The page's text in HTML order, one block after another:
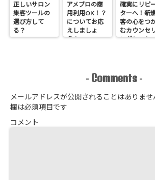
正しいサロン
集客ツールの
選び方して
る？
アメブロの商
用利用OK！？
についてお応
えしましょ
う！
確実にリピ
ターへ！新
客の心をつ
むカウンセ
ングシート
- Comments -
メールアドレスが公開されることはありませ
欄は必須項目です
コメント